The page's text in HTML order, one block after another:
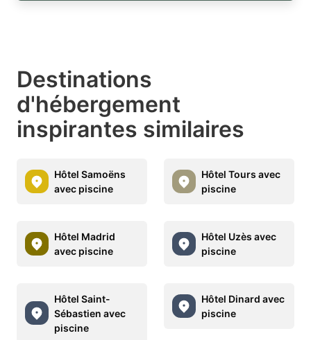
Destinations
d'hébergement
inspirantes similaires
Hôtel Samoëns
avec piscine
Hôtel Tours avec
piscine
Hôtel Madrid
avec piscine
Hôtel Uzès avec
piscine
Hôtel Saint-
Sébastien avec
piscine
Hôtel Dinard avec
piscine